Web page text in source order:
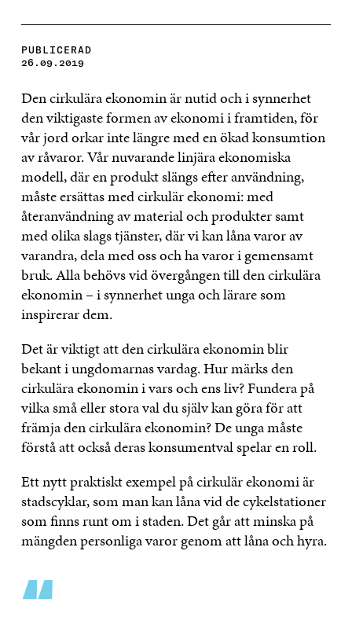
PUBLICERAD
26.09.2019
Den cirkulära ekonomin är nutid och i synnerhet
den viktigaste formen av ekonomi i framtiden, för
vår jord orkar inte längre med en ökad konsumtion
av råvaror. Vår nuvarande linjära ekonomiska
modell, där en produkt slängs efter användning,
måste ersättas med cirkulär ekonomi: med
återanvändning av material och produkter samt
med olika slags tjänster, där vi kan låna varor av
varandra, dela med oss och ha varor i gemensamt
bruk. Alla behövs vid övergången till den cirkulära
ekonomin – i synnerhet unga och lärare som
inspirerar dem.
Det är viktigt att den cirkulära ekonomin blir
bekant i ungdomarnas vardag. Hur märks den
cirkulära ekonomin i vars och ens liv? Fundera på
vilka små eller stora val du själv kan göra för att
främja den cirkulära ekonomin? De unga måste
förstå att också deras konsumentval spelar en roll.
Ett nytt praktiskt exempel på cirkulär ekonomi är
stadscyklar, som man kan låna vid de cykelstationer
som finns runt om i staden. Det går att minska på
mängden personliga varor genom att låna och hyra.